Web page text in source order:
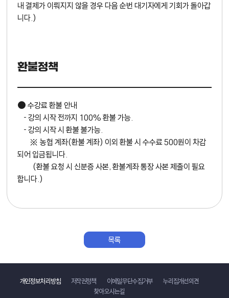
내 결제가 이뤄지지 않을 경우 다음 순번 대기자에게 기회가 돌아갑
니다.)
환불정책
● 수강료 환불 안내
- 강의 시작 전까지 100% 환불 가능.
- 강의 시작 시 환불 불가능.
※ 농협 계좌(환불 계좌) 이외 환불 시 수수료 500원이 차감
되어 입금됩니다.
(환불 요청 시 신분증 사본, 환불계좌 통장 사본 제출이 필요
합니다.)
목록
개인정보처리방침 저작권정책 이메일무단수집거부
누리집개선의견
찾아오시는길